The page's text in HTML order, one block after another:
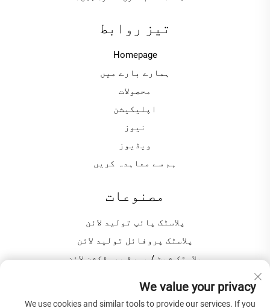
تیز روابط
Homepage
ہمارے بارے میں
محصولات
اپلیکیشن
نیوز
ویڈیوز
ہم سے معاہدہ کریں
مصنوعات
پلاسٹک پائپ تولید لائن
پلاسٹک پروفائل تولید لائن
پلاسٹک شیٹ / بورڈ پروڈکشن لائن
We value your privacy
We use cookies and similar tools to provide our services. If you